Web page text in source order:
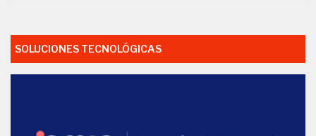
SOLUCIONES TECNOLÓGICAS